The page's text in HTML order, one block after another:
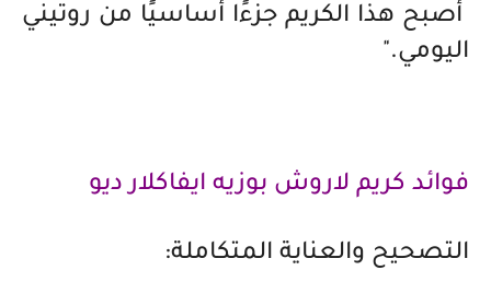
أصبح هذا الكريم جزءًا أساسيًا من روتيني
اليومي."
فوائد كريم لاروش بوزيه ايفاكلار ديو
التصحيح والعناية المتكاملة: